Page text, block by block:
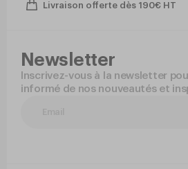
Livraison offerte dès 190€ HT
Newsletter
Inscrivez-vous à la newsletter
informé de nos nouveautés et